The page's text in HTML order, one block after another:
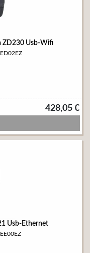
ZD230 Usb-Wifi
428,05 €
Usb-Ethernet